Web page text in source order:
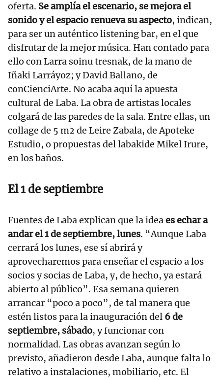
oferta. Se amplía el escenario, se mejora el
sonido y el espacio renueva su aspecto, indican,
para ser un auténtico listening bar, en el que
disfrutar de la mejor música. Han contado para
ello con Larra soinu tresnak, de la mano de
Iñaki Larráyoz; y David Ballano, de
conCienciArte. No acaba aquí la apuesta
cultural de Laba. La obra de artistas locales
colgará de las paredes de la sala. Entre ellas, un
collage de 5 m2 de Leire Zabala, de Apoteke
Estudio, o propuestas del labakide Mikel Irure,
en los baños.
El 1 de septiembre
Fuentes de Laba explican que la ideaes echar a
andar el 1 de septiembre, lunes. “Aunque Laba
cerrará los lunes, ese sí abrirá y
aprovecharemos para enseñar el espacio a los
socios y socias de Laba, y, de hecho, ya estará
abierto al público”. Esa semana quieren
arrancar “poco a poco”, de tal manera que
estén listos para la inauguración del 6 de
septiembre, sábado, y funcionar con
normalidad. Las obras avanzan según lo
previsto, añadieron desde Laba, aunque falta lo
relativo a instalaciones, mobiliario, etc. El